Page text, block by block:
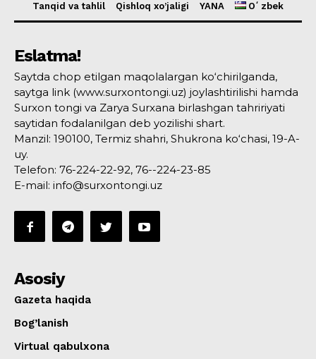
Tanqid va tahlil
Qishloq xo’jaligi YANA Oʻzbek
Eslatma!
Saytda chop etilgan maqolalargan ko‘chirilganda,
saytga link (www.surxontongi.uz) joylashtirilishi hamda
Surxon tongi va Zarya Surxana birlashgan tahririyati
saytidan fodalanilgan deb yozilishi shart.
Manzil: 190100, Termiz shahri, Shukrona ko‘chasi, 19-A-
uy.
Telefon: 76-224-22-92, 76--224-23-85
E-mail: info@surxontongi.uz
Asosiy
Gazeta haqida
Bog’lanish
Virtual qabulxona